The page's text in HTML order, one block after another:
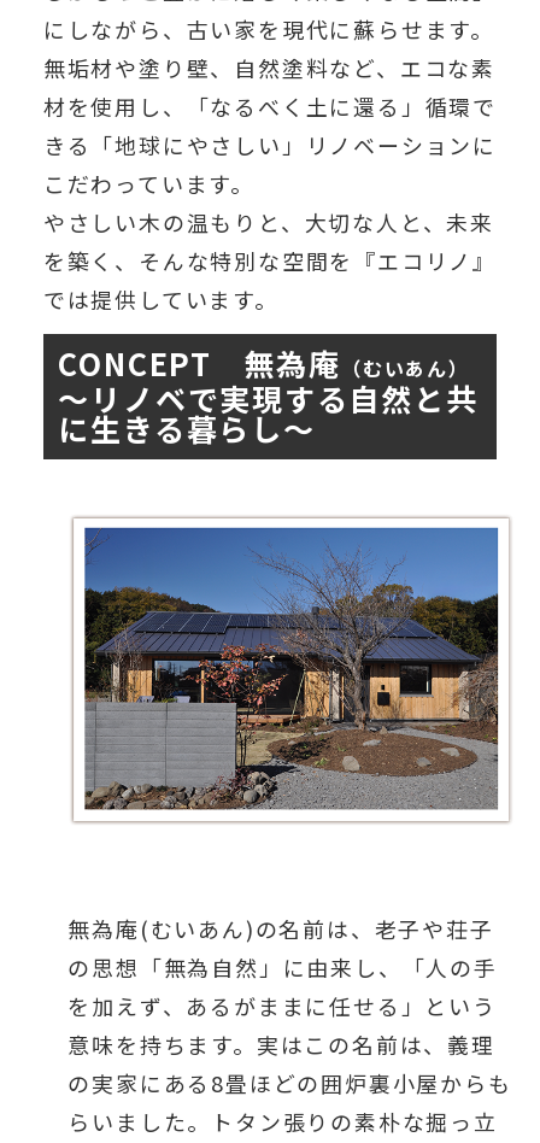
にしながら、古い家を現代に蘇らせます。
無垢材や塗り壁、自然塗料など、エコな素
材を使用し、「なるべく土に還る」循環で
きる「地球にやさしい」リノベーションに
こだわっています。
やさしい木の温もりと、大切な人と、未来
を築く、そんな特別な空間を『エコリノ』
では提供しています。
CONCEPT 無為庵 （むいあん）
～リノベで実現する自然と共
に生きる暮らし～
無為庵(むいあん)の名前は、老子や荘子
の思想「無為自然」に由来し、「人の手
を加えず、あるがままに任せる」という
意味を持ちます。実はこの名前は、義理
の実家にある8畳ほどの囲炉裏小屋からも
らいました。トタン張りの素朴な掘っ立